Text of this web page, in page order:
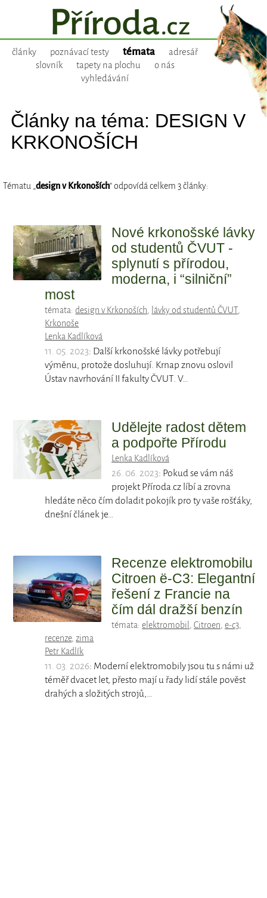
články poznávací testy témata
adresář
slovník
tapety na plochu
o nás
vyhledávání
Články na téma: DESIGN V
KRKONOŠÍCH
Tématu „design v Krkonoších“ odpovídá celkem 3 články:
Nové krkonošské lávky
od studentů ČVUT -
splynutí s přírodou,
moderna, i “silniční”
most
témata:design v Krkonoších, lávky od studentů ČVUT,
Krkonoše
Lenka Kadlíková
11. 05. 2023: Další krkonošské lávky potřebují
výměnu, protože dosluhují. Krnap znovu oslovil
Ústav navrhování II fakulty ČVUT. V…
Udělejte radost dětem
a podpořte Přírodu
Lenka Kadlíková
26. 06. 2023: Pokud se vám náš
projekt Příroda.cz líbí a zrovna
hledáte něco čím doladit pokojík pro ty vaše rošťáky,
dnešní článek je…
Recenze elektromobilu
Citroen ë-C3: Elegantní
řešení z Francie na
čím dál dražší benzín
témata: elektromobil , Citroen, e-c3,
recenze,zima
Petr Kadlík
11. 03. 2026: Moderní elektromobily jsou tu s námi už
téměř dvacet let, přesto mají u řady lidí stále pověst
drahých a složitých strojů,…